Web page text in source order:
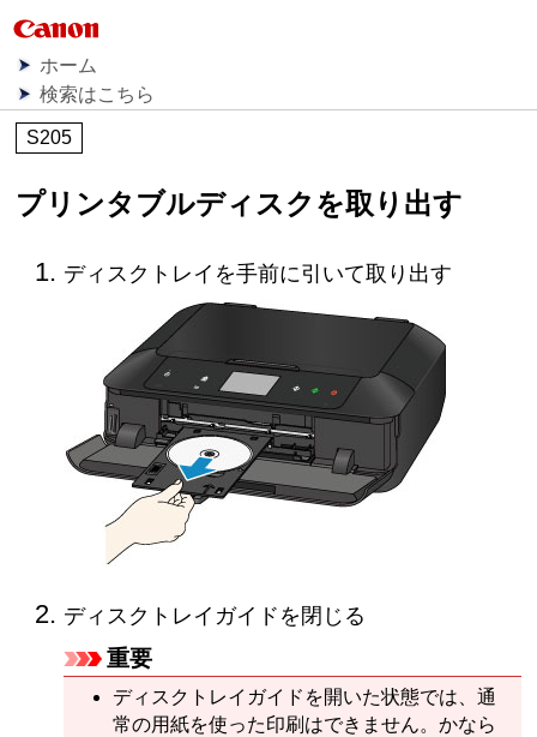
ホーム
検索はこちら
S205
プリンタブルディスクを取り出す
ディスクトレイ を手前に引いて取り出す
ディスクトレイガイド を閉じる
重要
ディスクトレイガイド を開いた状態では、通
常の用紙を使った印刷はできません。かなら